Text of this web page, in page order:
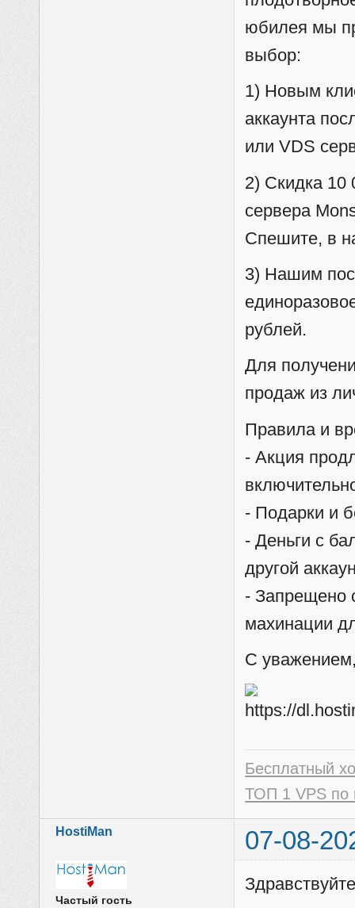
юбилея мы
выбор:
1) Новым
аккаунта
или VDS
2) Скидка 10
сервера
Спешите, в
3) Нашим
рублей.
Для
продаж из
Правила и
- Акция
- Подарки и
- Деньги с
другой
- Запрещено
махинации
С
Бесплатный
ТОП 1 VPS по
HostiMan 07-08-
Частый гость